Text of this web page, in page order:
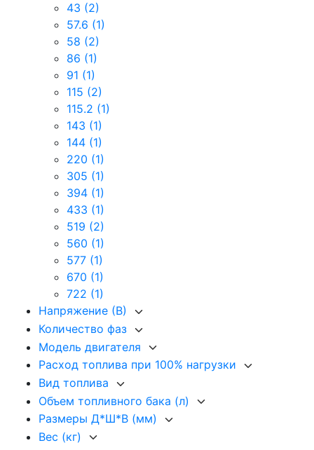
43 (2)
57.6 (1)
58 (2)
86 (1)
91 (1)
115 (2)
115.2 (1)
143 (1)
144 (1)
220 (1)
305 (1)
394 (1)
433 (1)
519 (2)
560 (1)
577 (1)
670 (1)
722 (1)
Напряжение (В)
Количество фаз
Модель двигателя
Расход топлива при 100% нагрузки
Вид топлива
Объем топливного бака (л)
Размеры Д*Ш*В (мм)
Вес (кг)